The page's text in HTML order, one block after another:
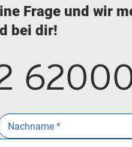
Frage und wir
bei dir!